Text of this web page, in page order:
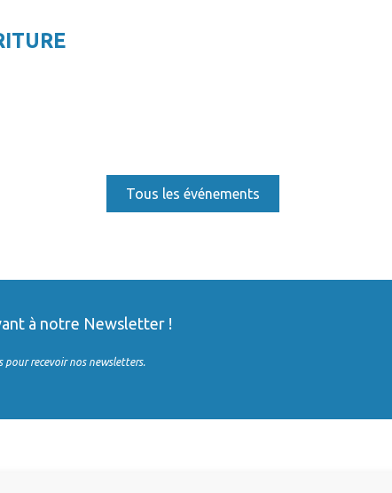
Tous les événements
à notre Newsletter !
pour recevoir nos newsletters.